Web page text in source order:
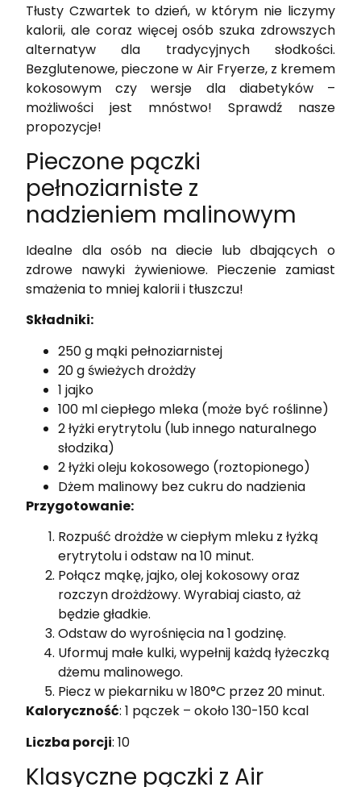
Tłusty Czwartek to dzień, w którym nie liczymy
kalorii, ale coraz więcej osób szuka zdrowszych
alternatyw dla tradycyjnych słodkości.
Bezglutenowe, pieczone w Air Fryerze, z kremem
kokosowym czy wersje dla diabetyków –
możliwości jest mnóstwo! Sprawdź nasze
propozycje!
Pieczone pączki
pełnoziarniste z
nadzieniem malinowym
Idealne dla osób na diecie lub dbających o
zdrowe nawyki żywieniowe. Pieczenie zamiast
smażenia to mniej kalorii i tłuszczu!
Składniki:
250 g mąki pełnoziarnistej
20 g świeżych drożdży
1 jajko
100 ml ciepłego mleka (może być roślinne)
2 łyżki erytrytolu (lub innego naturalnego
słodzika)
2 łyżki oleju kokosowego (roztopionego)
Dżem malinowy bez cukru do nadzienia
Przygotowanie:
Rozpuść drożdże w ciepłym mleku z łyżką
erytrytolu i odstaw na 10 minut.
Połącz mąkę, jajko, olej kokosowy oraz
rozczyn drożdżowy. Wyrabiaj ciasto, aż
będzie gładkie.
Odstaw do wyrośnięcia na 1 godzinę.
Uformuj małe kulki, wypełnij każdą łyżeczką
dżemu malinowego.
Piecz w piekarniku w 180°C przez 20 minut.
Kaloryczność: 1 pączek – około 130-150 kcal
Liczba porcji: 10
Klasyczne pączki z Air